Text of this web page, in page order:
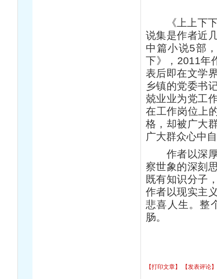
《上上下
说集是作者近
中篇小说5部
下》， 2011年
表后即在文学
乡镇的党委书
兢业业为党工
在工作岗位上
格，却被广大
广大群众心中
作者以深
察世象的深刻
既有知识分子
作者以现实主
悲喜人生。整
肠。
【打印文章】 【发表评论】